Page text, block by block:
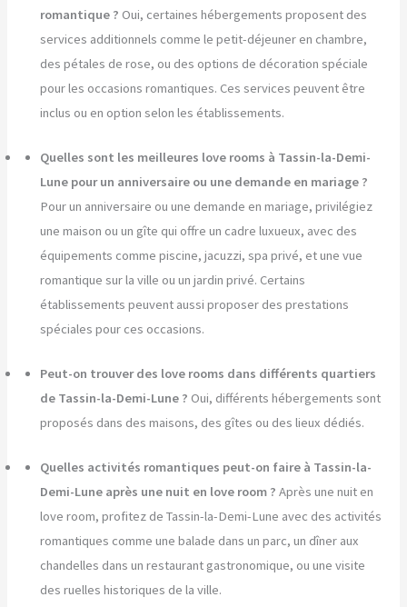
romantique ? Oui, certaines hébergements proposent des
services additionnels comme le petit-déjeuner en chambre,
des pétales de rose, ou des options de décoration spéciale
pour les occasions romantiques. Ces services peuvent être
inclus ou en option selon les établissements.
Quelles sont les meilleures love rooms à Tassin-la-Demi-
Lune pour un anniversaire ou une demande en mariage ?
Pour un anniversaire ou une demande en mariage, privilégiez
une maison ou un gîte qui offre un cadre luxueux, avec des
équipements comme piscine, jacuzzi, spa privé, et une vue
romantique sur la ville ou un jardin privé. Certains
établissements peuvent aussi proposer des prestations
spéciales pour ces occasions.
Peut-on trouver des love rooms dans différents quartiers
de Tassin-la-Demi-Lune ? Oui, différents hébergements sont
proposés dans des maisons, des gîtes ou des lieux dédiés.
Quelles activités romantiques peut-on faire à Tassin-la-
Demi-Lune après une nuit en love room ? Après une nuit en
love room, profitez de Tassin-la-Demi-Lune avec des activités
romantiques comme une balade dans un parc, un dîner aux
chandelles dans un restaurant gastronomique, ou une visite
des ruelles historiques de la ville.